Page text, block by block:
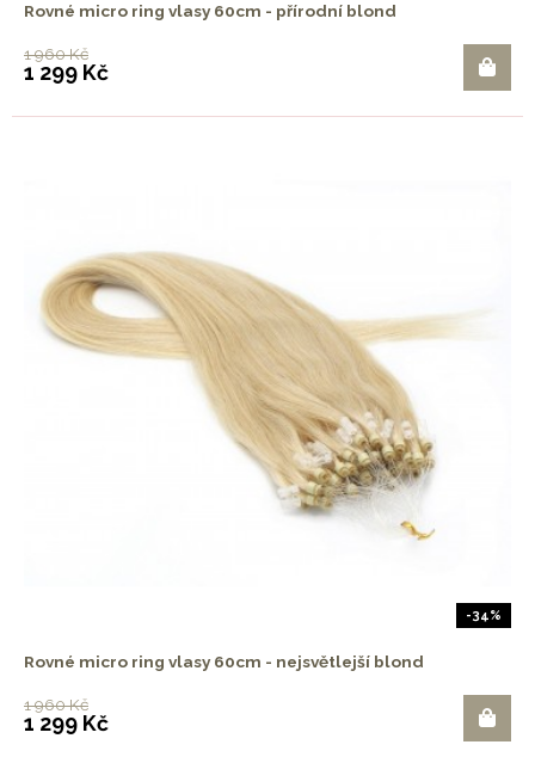
Rovné micro ring vlasy 60cm - přírodní blond
1 960 Kč
1 299 Kč
-34%
Rovné micro ring vlasy 60cm - nejsvětlejší blond
1 960 Kč
1 299 Kč